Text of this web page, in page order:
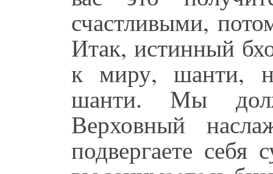
счастливыми,
Итак, истинный
к миру, шанти,
шанти. Мы
Верховный
подвергаете себя